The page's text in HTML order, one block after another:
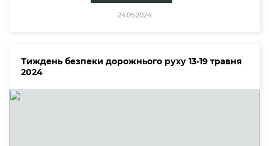
24.05.2024
Тиждень безпеки дорожнього руху 13-19 травня
2024